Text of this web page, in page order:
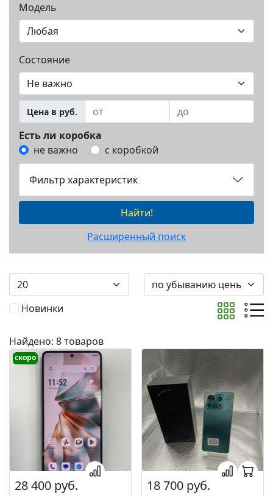
Модель
Состояние
Цена в руб.
Есть ли коробка
не важно
с коробкой
Фильтр характеристик
Найти!
Расширенный поиск
Новинки
Найдено: 8 товаров
скоро
28 400 руб. 18 700 руб.